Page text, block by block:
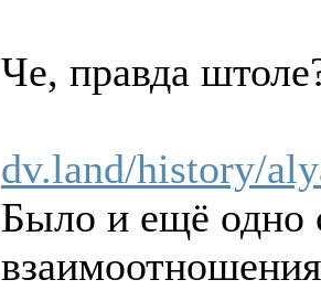
Че, правда
dv.land/history/
Было и ещё одно